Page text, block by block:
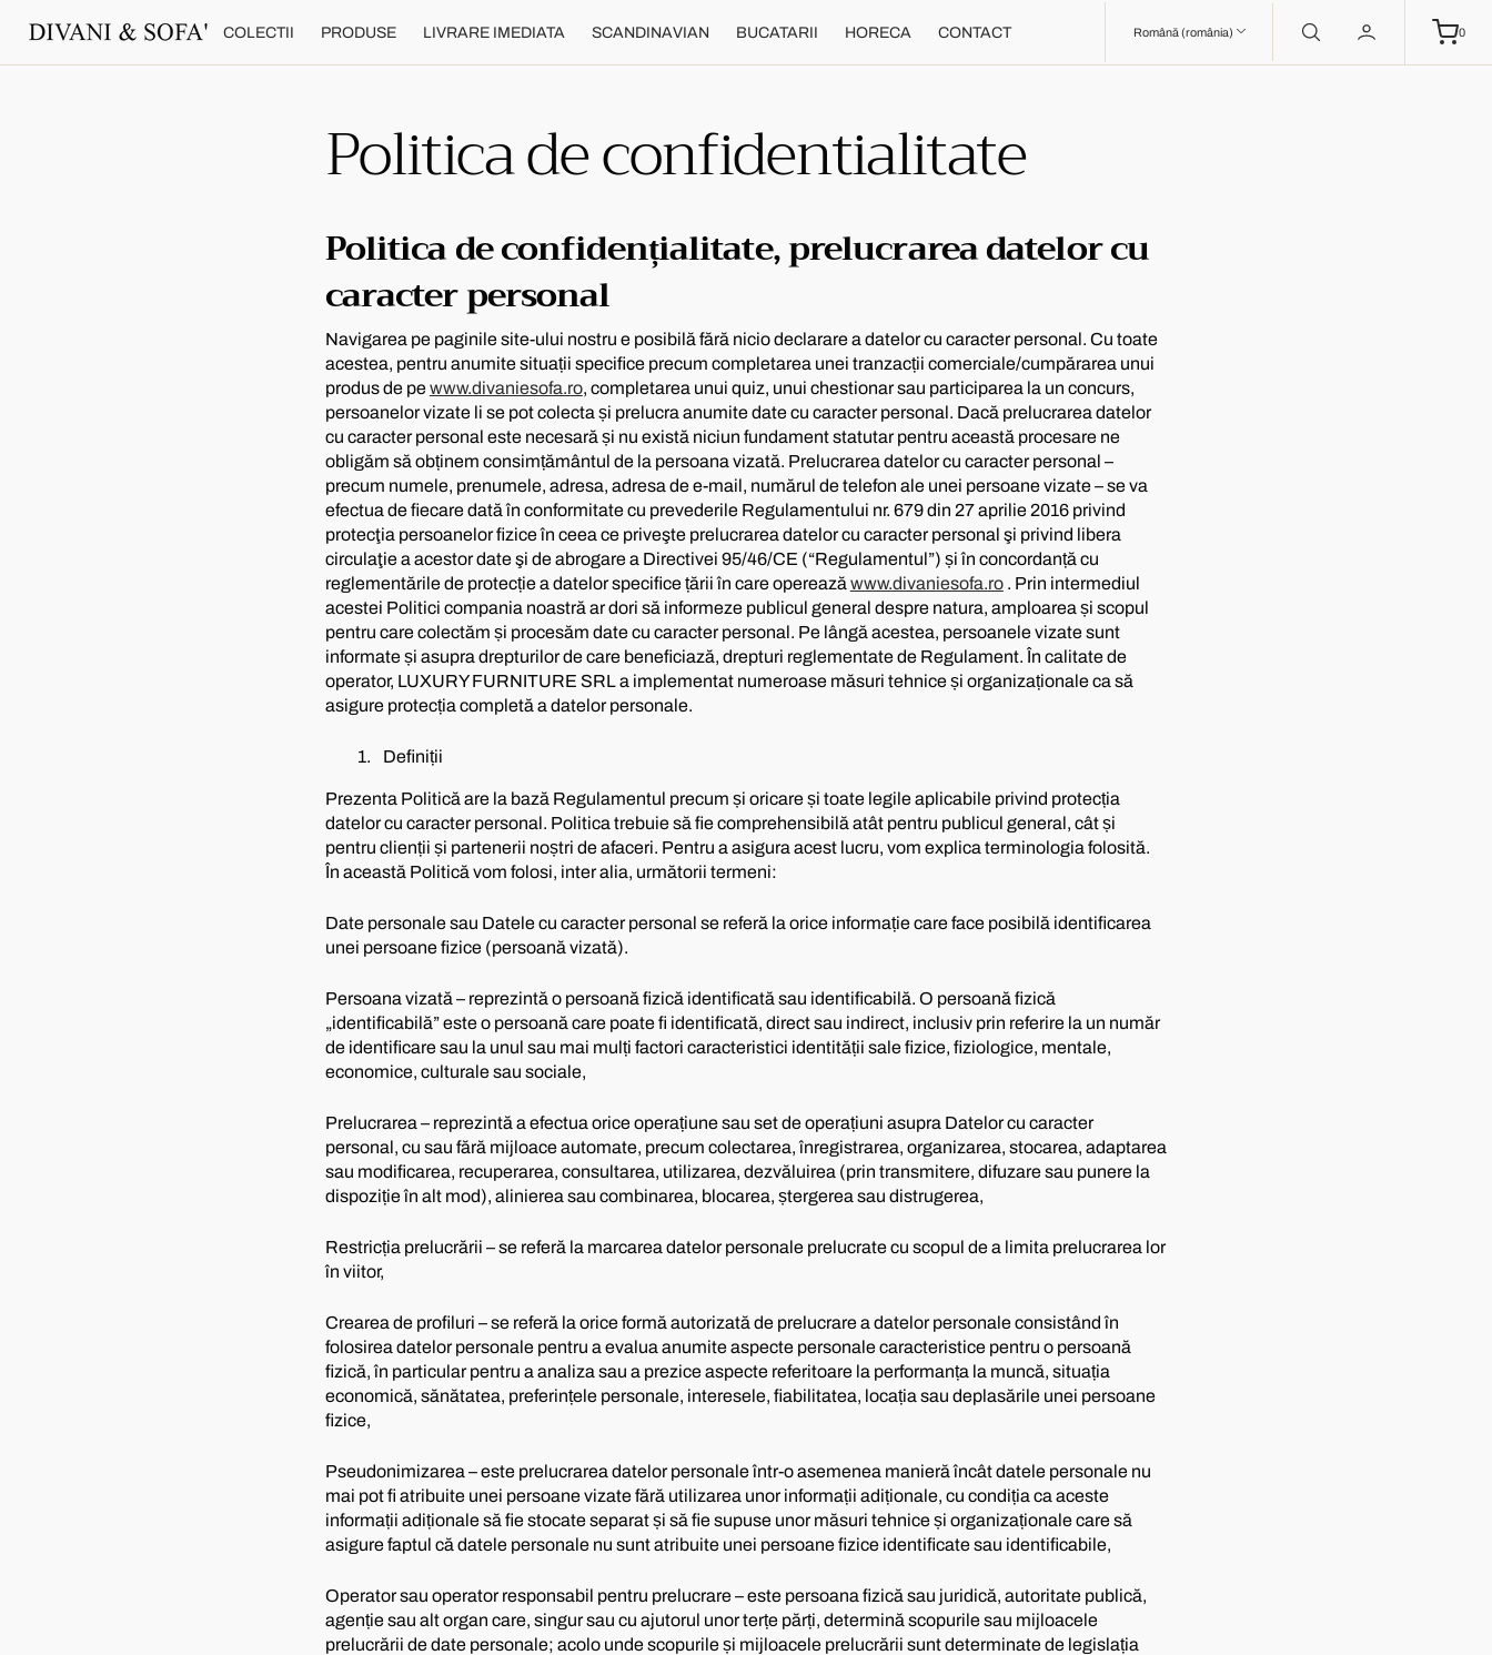
COLECTII PRODUSE LIVRARE IMEDIATA SCANDINAVIAN BUCATARII HORECA CONTACT Română (românia) 00
Politica de confidentialitate
Politica de confidențialitate, prelucrarea datelor cu
caracter personal
Navigarea pe paginile site-ului nostru e posibilă fără nicio declarare a datelor cu caracter personal. Cu toate
acestea, pentru anumite situații specifice precum completarea unei tranzacții comerciale/cumpărarea unui
produs de pewww.divaniesofa.ro, completarea unui quiz, unui chestionar sau participarea la un concurs,
persoanelor vizate li se pot colecta și prelucra anumite date cu caracter personal. Dacă prelucrarea datelor
cu caracter personal este necesară și nu există niciun fundament statutar pentru această procesare ne
obligăm să obținem consimțământul de la persoana vizată. Prelucrarea datelor cu caracter personal –
precum numele, prenumele, adresa, adresa de e-mail, numărul de telefon ale unei persoane vizate – se va
efectua de fiecare dată în conformitate cu prevederile Regulamentului nr. 679 din 27 aprilie 2016 privind
protecţia persoanelor fizice în ceea ce priveşte prelucrarea datelor cu caracter personal şi privind libera
circulaţie a acestor date şi de abrogare a Directivei 95/46/CE (“Regulamentul”) și în concordanță cu
reglementările de protecție a datelor specifice țării în care operează www.divaniesofa.ro . Prin intermediul
acestei Politici compania noastră ar dori să informeze publicul general despre natura, amploarea și scopul
pentru care colectăm și procesăm date cu caracter personal. Pe lângă acestea, persoanele vizate sunt
informate și asupra drepturilor de care beneficiază, drepturi reglementate de Regulament. În calitate de
operator, LUXURY FURNITURE SRL a implementat numeroase măsuri tehnice și organizaționale ca să
asigure protecția completă a datelor personale.
Definiții
Prezenta Politică are la bază Regulamentul precum și oricare și toate legile aplicabile privind protecția
datelor cu caracter personal. Politica trebuie să fie comprehensibilă atât pentru publicul general, cât și
pentru clienții și partenerii noștri de afaceri. Pentru a asigura acest lucru, vom explica terminologia folosită.
În această Politică vom folosi, inter alia, următorii termeni:
Date personale sau Datele cu caracter personal se referă la orice informație care face posibilă identificarea
unei persoane fizice (persoană vizată).
Persoana vizată – reprezintă o persoană fizică identificată sau identificabilă. O persoană fizică
„identificabilă” este o persoană care poate fi identificată, direct sau indirect, inclusiv prin referire la un număr
de identificare sau la unul sau mai mulți factori caracteristici identității sale fizice, fiziologice, mentale,
economice, culturale sau sociale,
Prelucrarea – reprezintă a efectua orice operațiune sau set de operațiuni asupra Datelor cu caracter
personal, cu sau fără mijloace automate, precum colectarea, înregistrarea, organizarea, stocarea, adaptarea
sau modificarea, recuperarea, consultarea, utilizarea, dezvăluirea (prin transmitere, difuzare sau punere la
dispoziție în alt mod), alinierea sau combinarea, blocarea, ștergerea sau distrugerea,
Restricția prelucrării – se referă la marcarea datelor personale prelucrate cu scopul de a limita prelucrarea lor
în viitor,
Crearea de profiluri – se referă la orice formă autorizată de prelucrare a datelor personale consistând în
folosirea datelor personale pentru a evalua anumite aspecte personale caracteristice pentru o persoană
fizică, în particular pentru a analiza sau a prezice aspecte referitoare la performanța la muncă, situația
economică, sănătatea, preferințele personale, interesele, fiabilitatea, locația sau deplasările unei persoane
fizice,
Pseudonimizarea – este prelucrarea datelor personale într-o asemenea manieră încât datele personale nu
mai pot fi atribuite unei persoane vizate fără utilizarea unor informații adiționale, cu condiția ca aceste
informații adiționale să fie stocate separat și să fie supuse unor măsuri tehnice și organizaționale care să
asigure faptul că datele personale nu sunt atribuite unei persoane fizice identificate sau identificabile,
Operator sau operator responsabil pentru prelucrare – este persoana fizică sau juridică, autoritate publică,
agenție sau alt organ care, singur sau cu ajutorul unor terțe părți, determină scopurile sau mijloacele
prelucrării de date personale; acolo unde scopurile și mijloacele prelucrării sunt determinate de legislația